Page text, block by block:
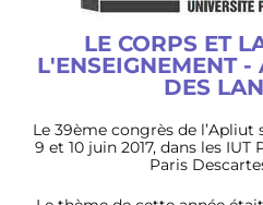
LE CORPS ET
L'ENSEIGNEMENT -
DES
Le 39ème congrès de l’Apliut
9 et 10 juin 2017, dans les
Paris